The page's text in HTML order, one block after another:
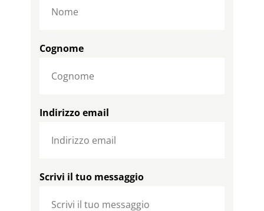
Cognome
Indirizzo email
Scrivi il tuo messaggio